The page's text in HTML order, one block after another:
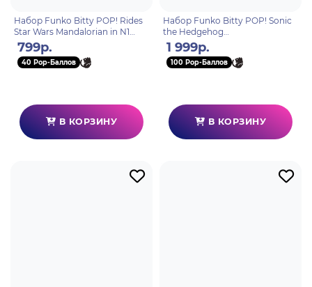
Набор Funko Bitty POP! Rides
Star Wars Mandalorian in N1
Starfighter (with Grogu) 92966
799р.
40 Pop-Баллов
В КОРЗИНУ
Набор Funko Bitty POP! Sonic
the Hedgehog
Shadow+Rouge+Sonic+Silver
4шт 92958
1 999р.
100 Pop-Баллов
В КОРЗИНУ